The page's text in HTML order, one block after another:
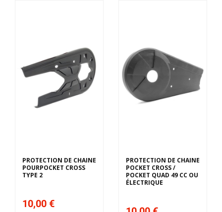
PROTECTION DE CHAINE
POURPOCKET CROSS
TYPE 2
10,00 €
PROTECTION DE CHAINE
POCKET CROSS /
POCKET QUAD 49 CC OU
ÉLECTRIQUE